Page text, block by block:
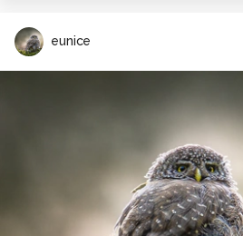
eunice